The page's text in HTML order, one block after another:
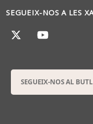
SEGUEIX-NOS A LES
SEGUEIX-NOS AL